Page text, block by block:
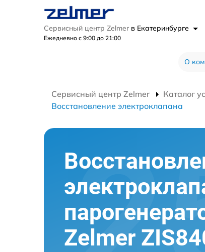
Сервисный центр Zelmer в Екатеринбурге
Ежедневно с 9:00 до 21:00
О
Сервисный центр Zelmer Каталог
Восстановление электроклапана
Zelmer